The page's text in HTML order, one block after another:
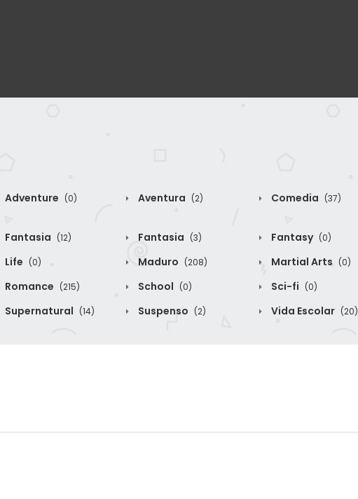
Adventure (0) Aventura (2) Comedia (37)
Fantasia (12) Fantasia (3) Fantasy (0)
Life (0) Maduro (208) Martial Arts (0)
Romance (215) School (0) Sci-fi (0)
Supernatural (14) Suspenso (2) Vida Escolar (20)